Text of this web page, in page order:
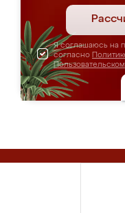
Я соглашаюсь на
согласно